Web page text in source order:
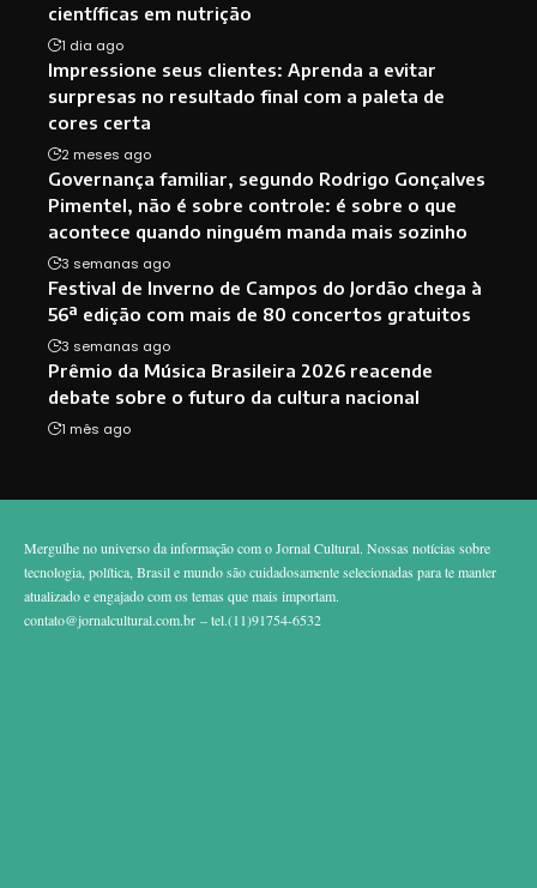
científicas em nutrição
1 dia ago
Impressione seus clientes: Aprenda a evitar
surpresas no resultado final com a paleta de
cores certa
2 meses ago
Governança familiar, segundo Rodrigo Gonçalves
Pimentel, não é sobre controle: é sobre o que
acontece quando ninguém manda mais sozinho
3 semanas ago
Festival de Inverno de Campos do Jordão chega à
56ª edição com mais de 80 concertos gratuitos
3 semanas ago
Prêmio da Música Brasileira 2026 reacende
debate sobre o futuro da cultura nacional
1 mês ago
Mergulhe no universo da informação com o Jornal Cultural. Nossas notícias sobre
tecnologia, política, Brasil e mundo são cuidadosamente selecionadas para te manter
atualizado e engajado com os temas que mais importam.
contato@jornalcultural.com.br – tel.(11)91754-6532